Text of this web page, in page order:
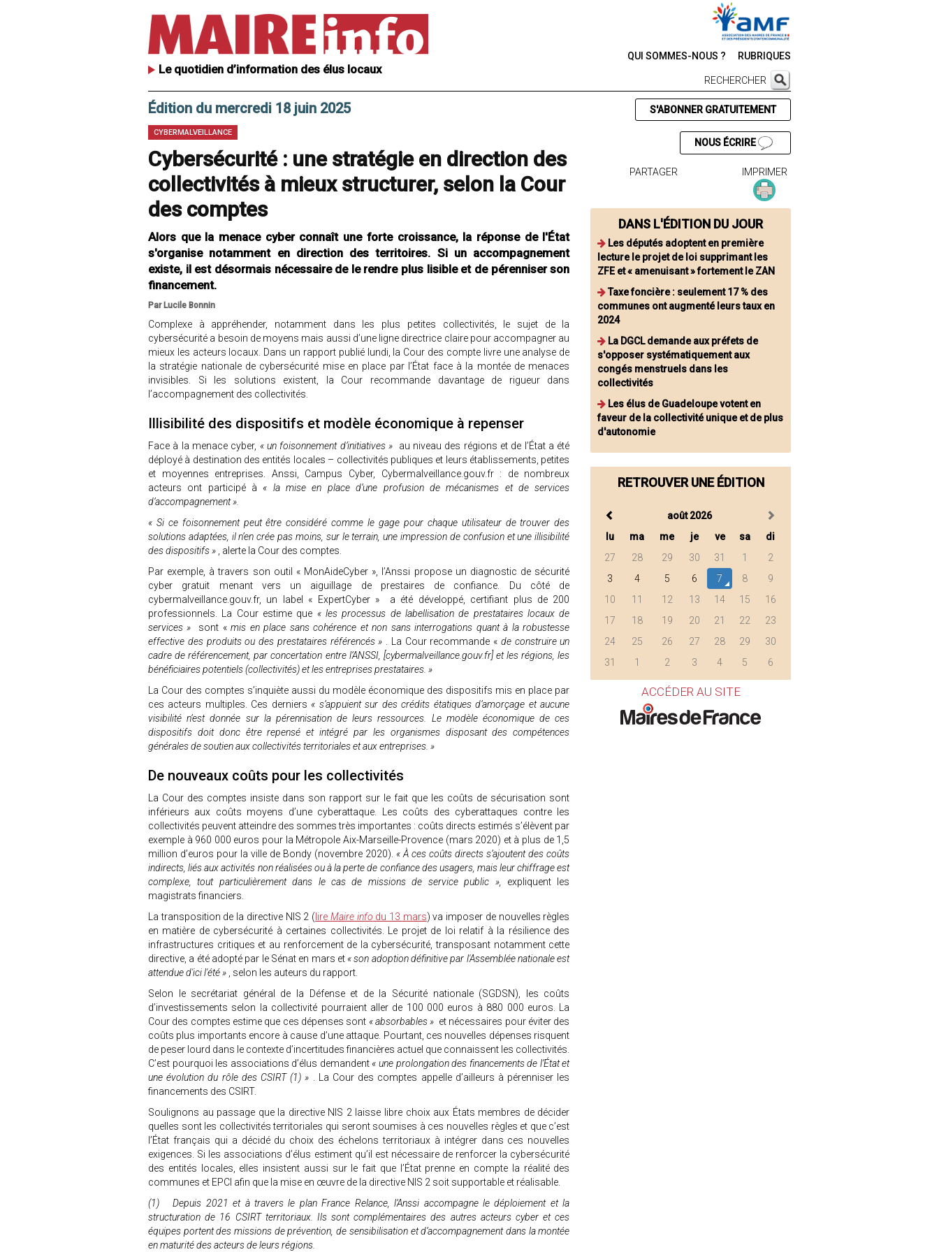
Le quotidien d’information des élus locaux
QUI SOMMES-NOUS ? RUBRIQUES
RECHERCHER
Édition du mercredi 18 juin 2025
CYBERMALVEILLANCE
Cybersécurité : une stratégie en direction des
collectivités à mieux structurer, selon la Cour
des comptes
Alors que la menace cyber connaît une forte croissance, la réponse de l'État
s'organise notamment en direction des territoires. Si un accompagnement
existe, il est désormais nécessaire de le rendre plus lisible et de pérenniser son
financement.
Par Lucile Bonnin
Complexe à appréhender, notamment dans les plus petites collectivités, le sujet de la
cybersécurité a besoin de moyens mais aussi d’une ligne directrice claire pour accompagner au
mieux les acteurs locaux. Dans un rapport publié lundi, la Cour des compte livre une analyse de
la stratégie nationale de cybersécurité mise en place par l’État face à la montée de menaces
invisibles. Si les solutions existent, la Cour recommande davantage de rigueur dans
l’accompagnement des collectivités.
Illisibilité des dispositifs et modèle économique à repenser
Face à la menace cyber, « un foisonnement d’initiatives »
au niveau des régions et de l’État a été
déployé à destination des entités locales – collectivités publiques et leurs établissements, petites
et moyennes entreprises. Anssi, Campus Cyber, Cybermalveillance.gouv.fr : de nombreux
acteurs ont participé à « la mise en place d’une profusion de mécanismes et de services
d’accompagnement ».
« Si ce foisonnement peut être considéré comme le gage pour chaque utilisateur de trouver des
solutions adaptées, il n’en crée pas moins, sur le terrain, une impression de confusion et une illisibilité
des dispositifs »
, alerte la Cour des comptes.
Par exemple, à travers son outil « MonAideCyber », l’Anssi propose un diagnostic de sécurité
cyber gratuit menant vers un aiguillage de prestaires de confiance. Du côté de
cybermalveillance.gouv.fr, un label « ExpertCyber » a été développé, certifiant plus de 200
professionnels. La Cour estime que « les processus de labellisation de prestataires locaux de
services »
sont «mis en place sans cohérence et non sans interrogations quant à la robustesse
effective des produits ou des prestataires référencés »
. La Cour recommande « de construire un
cadre de référencement, par concertation entre l’ANSSI, [cybermalveillance.gouv.fr] et les régions, les
bénéficiaires potentiels (collectivités) et les entreprises prestataires. »
La Cour des comptes s’inquiète aussi du modèle économique des dispositifs mis en place par
ces acteurs multiples. Ces derniers « s’appuient sur des crédits étatiques d’amorçage et aucune
visibilité n’est donnée sur la pérennisation de leurs ressources. Le modèle économique de ces
dispositifs doit donc être repensé et intégré par les organismes disposant des compétences
générales de soutien aux collectivités territoriales et aux entreprises. »
De nouveaux coûts pour les collectivités
La Cour des comptes insiste dans son rapport sur le fait que les coûts de sécurisation sont
inférieurs aux coûts moyens d’une cyberattaque. Les coûts des cyberattaques contre les
collectivités peuvent atteindre des sommes très importantes : coûts directs estimés s’élèvent par
exemple à 960 000 euros pour la Métropole Aix-Marseille-Provence (mars 2020) et à plus de 1,5
million d’euros pour la ville de Bondy (novembre 2020). « À ces coûts directs s’ajoutent des coûts
indirects, liés aux activités non réalisées ou à la perte de confiance des usagers, mais leur chiffrage est
complexe, tout particulièrement dans le cas de missions de service public »,
expliquent les
magistrats financiers.
La transposition de la directive NIS 2 ( lire Maire info du 13 mars) va imposer de nouvelles règles
en matière de cybersécurité à certaines collectivités. Le projet de loi relatif à la résilience des
infrastructures critiques et au renforcement de la cybersécurité, transposant notamment cette
directive, a été adopté par le Sénat en mars et « son adoption définitive par l'Assemblée nationale est
attendue d'ici l'été »
, selon les auteurs du rapport.
Selon le secrétariat général de la Défense et de la Sécurité nationale (SGDSN), les coûts
d’investissements selon la collectivité pourraient aller de 100 000 euros à 880 000 euros. La
Cour des comptes estime que ces dépenses sont « absorbables » et nécessaires pour éviter des
coûts plus importants encore à cause d’une attaque. Pourtant, ces nouvelles dépenses risquent
de peser lourd dans le contexte d’incertitudes financières actuel que connaissent les collectivités.
C’est pourquoi les associations d’élus demandent « une prolongation des financements de l’État et
une évolution du rôle des CSIRT (1) »
. La Cour des comptes appelle d’ailleurs à pérenniser les
financements des CSIRT.
Soulignons au passage que la directive NIS 2 laisse libre choix aux États membres de décider
quelles sont les collectivités territoriales qui seront soumises à ces nouvelles règles et que c’est
l’État français qui a décidé du choix des échelons territoriaux à intégrer dans ces nouvelles
exigences. Si les associations d’élus estiment qu’il est nécessaire de renforcer la cybersécurité
des entités locales, elles insistent aussi sur le fait que l’État prenne en compte la réalité des
communes et EPCI afin que la mise en œuvre de la directive NIS 2 soit supportable et réalisable.
(1) Depuis 2021 et à travers le plan France Relance, l’Anssi accompagne le déploiement et la
structuration de 16 CSIRT territoriaux. Ils sont complémentaires des autres acteurs cyber et ces
équipes portent des missions de prévention, de sensibilisation et d’accompagnement dans la montée
en maturité des acteurs de leurs régions.
S'ABONNER GRATUITEMENT
NOUS ÉCRIRE
PARTAGER IMPRIMER
DANS L'ÉDITION DU JOUR
Les députés adoptent en première
lecture le projet de loi supprimant les
ZFE et « amenuisant » fortement le ZAN
Taxe foncière : seulement 17 % des
communes ont augmenté leurs taux en
2024
La DGCL demande aux préfets de
s'opposer systématiquement aux
congés menstruels dans les
collectivités
Les élus de Guadeloupe votent en
faveur de la collectivité unique et de plus
d'autonomie
RETROUVER UNE ÉDITION
août 2026
lu
ma me je ve sa
di
27
28 29 30 31 1
2
3
4 5 6 7 8
9
10
11 12 13 14 15
16
17
18 19 20 21 22
23
24
25 26 27 28 29
30
31
1 2 3 4 5 6
ACCÉDER AU SITE